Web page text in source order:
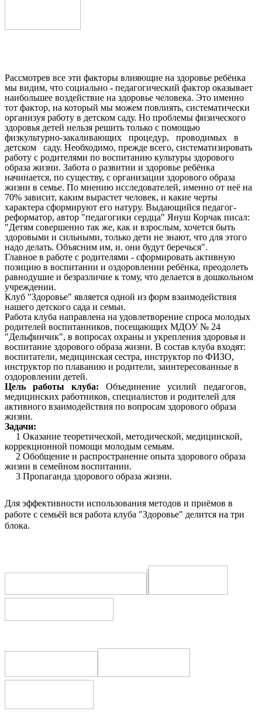
Рассмотрев все эти факторы влияющие на здоровье ребёнка
мы видим, что социально - педагогический фактор оказывает
наибольшее воздействие на здоровье человека. Это именно
тот фактор, на который мы можем повлиять, систематически
организуя работу в детском саду. Но проблемы физического
здоровья детей нельзя решить только с помощью
физкультурно-закаливающих процедур, проводимых в
детском саду. Необходимо, прежде всего, систематизировать
работу с родителями по воспитанию культуры здорового
образа жизни. Забота о развитии и здоровье ребёнка
начинается, по существу, с организации здорового образа
жизни в семье. По мнению исследователей, именно от неё на
70% зависит, каким вырастет человек, и какие черты
характера сформируют его натуру. Выдающийся педагог-
реформатор, автор "педагогики сердца" Януш Корчак писал:
"Детям совершенно так же, как и взрослым, хочется быть
здоровыми и сильными, только дети не знают, что для этого
надо делать. Объясним им, и. они будут беречься".
Главное в работе с родителями - сформировать активную
позицию в воспитании и оздоровлении ребёнка, преодолеть
равнодушие и безразличие к тому, что делается в дошкольном
учреждении.
Клуб "Здоровье" является одной из форм взаимодействия
нашего детского сада и семьи.
Работа клуба направлена на удовлетворение спроса молодых
родителей воспитанников, посещающих МДОУ № 24
"Дельфинчик", в вопросах охраны и укрепления здоровья и
воспитание здорового образа жизни. В состав клуба входят:
воспитатели, медицинская сестра, инструктор по ФИЗО,
инструктор по плаванию и родители, заинтересованные в
оздоровлении детей.
Цель работы клуба: Объединение усилий педагогов,
медицинских работников, специалистов и родителей для
активного взаимодействия по вопросам здорового образа
жизни.
Задачи:
1 Оказание теоретической, методической, медицинской,
коррекционной помощи молодым семьям.
2 Обобщение и распространение опыта здорового образа
жизни в семейном воспитании.
3 Пропаганда здорового образа жизни.
Для эффективности использования методов и приёмов в
работе с семьёй вся работа клуба "Здоровье" делится на три
блока.